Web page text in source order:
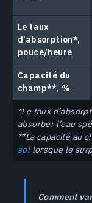
Le taux
d’absorption*,
pouce/heure
Capacité du
champ**, %
*Le taux
absorber l’eau
**La capacité au
sollorsque le
Comment